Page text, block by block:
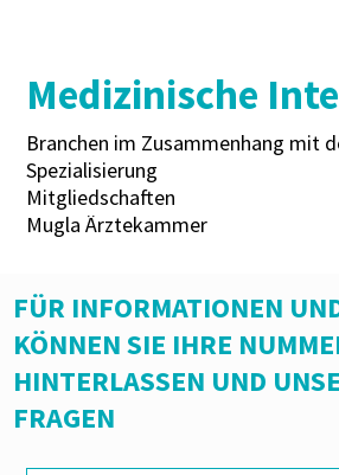
FÜR INFORMATIONEN
KÖNNEN SIE IHRE
HINTERLASSEN UND
FRAGEN
Medizinische
Branchen im Zusammenhang mit
Spezialisierung
Mitgliedschaften
Mugla Ärztekammer